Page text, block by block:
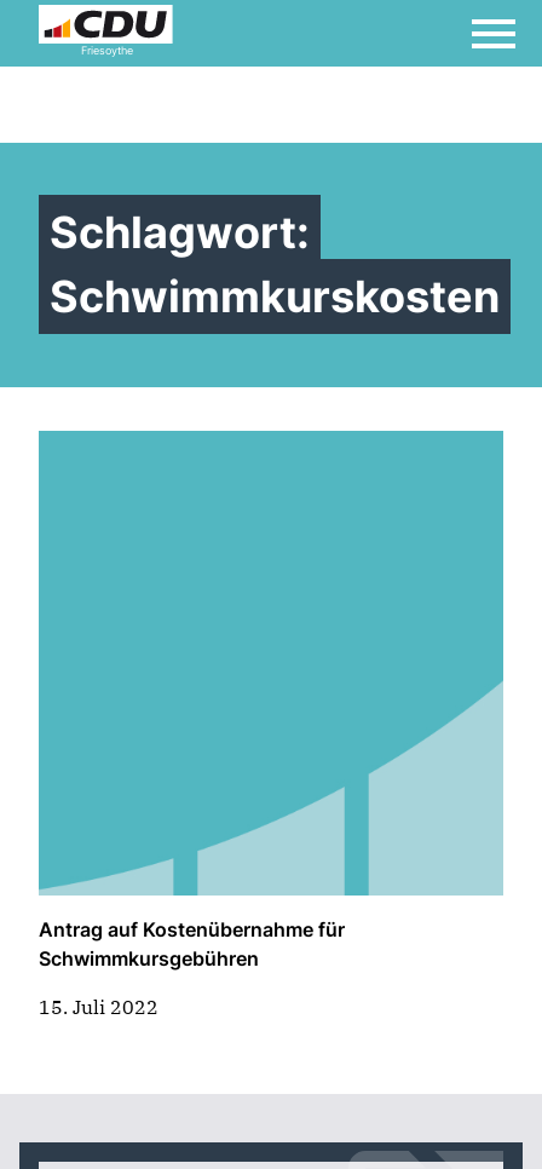
Friesoythe
Schlagwort:
Schwimmkurskosten
Antrag auf Kostenübernahme für
Schwimmkursgebühren
15. Juli 2022